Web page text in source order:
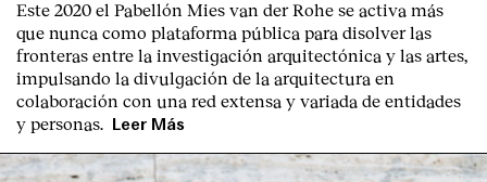
Este 2020 el Pabellón Mies van der Rohe se activa más
que nunca como plataforma pública para disolver las
fronteras entre la investigación arquitectónica y las artes,
impulsando la divulgación de la arquitectura en
colaboración con una red extensa y variada de entidades
y personas.
Leer Más